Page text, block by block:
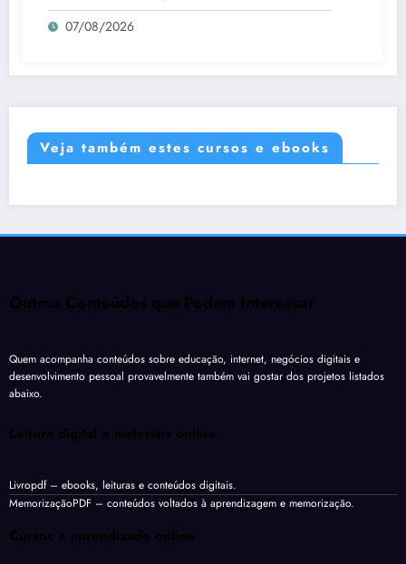
07/08/2026
Veja também estes cursos e ebooks
Outros Conteúdos que Podem Interessar
Quem acompanha conteúdos sobre educação, internet, negócios digitais e
desenvolvimento pessoal provavelmente também vai gostar dos projetos listados
abaixo.
Leitura digital e materiais online
Livropdf– ebooks, leituras e conteúdos digitais.
MemorizaçãoPDF – conteúdos voltados à aprendizagem e memorização.
Cursos e aprendizado online